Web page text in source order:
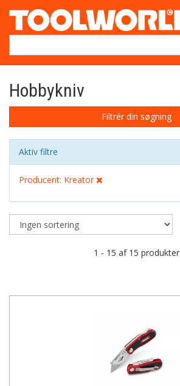
Hobbykniv
Filtrér din søgning
Aktiv filtre
Producent: Kreator
1 - 15 af 15 produkter